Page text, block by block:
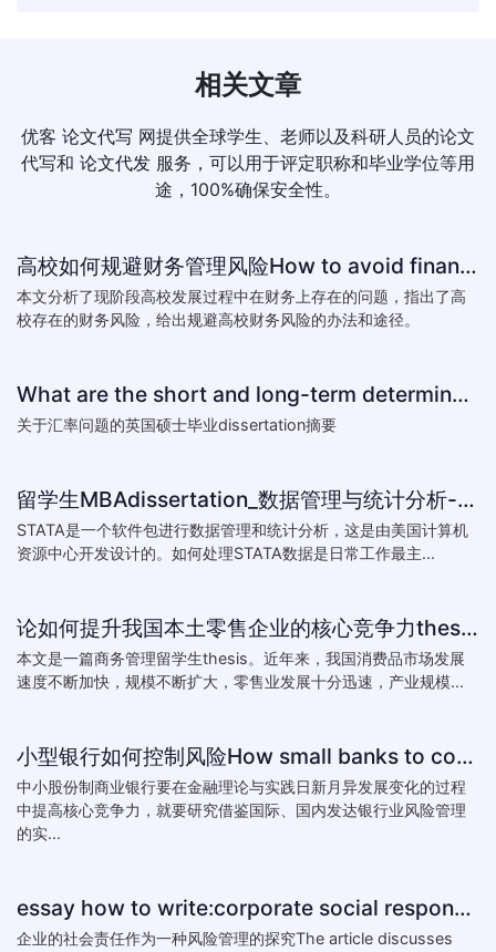
相关文章
优客 论文代写 网提供全球学生、老师以及科研人员的论文
代写和 论文代发 服务，可以用于评定职称和毕业学位等用
途，100%确保安全性。
高校如何规避财务管理风险How to avoid financial risk management colleges
本文分析了现阶段高校发展过程中在财务上存在的问题，指出了高
校存在的财务风险，给出规避高校财务风险的办法和途径。
What are the short and long-term determinants of exchange ra
关于汇率问题的英国硕士毕业dissertation摘要
留学生MBAdissertation_数据管理与统计分析-如何处理STATA数据_How to deal with data with ST
STATA是一个软件包进行数据管理和统计分析，这是由美国计算机
资源中心开发设计的。如何处理STATA数据是日常工作最主...
论如何提升我国本土零售企业的核心竞争力thesis:The theory of how to improve the core competitiveness of domestic retail e
本文是一篇商务管理留学生thesis。近年来，我国消费品市场发展
速度不断加快，规模不断扩大，零售业发展十分迅速，产业规模...
小型银行如何控制风险How small banks to control risk
中小股份制商业银行要在金融理论与实践日新月异发展变化的过程
中提高核心竞争力，就要研究借鉴国际、国内发达银行业风险管理
的实...
essay how to write:corporate social responsibility practice
企业的社会责任作为一种风险管理的探究The article discusses